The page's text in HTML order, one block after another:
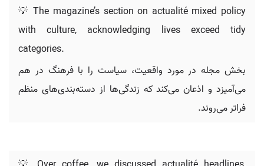
💡 The magazine’s section on actualité mixed policy
with culture, acknowledging lives exceed tidy
categories.
بخش مجله در مورد واقعیت، سیاست را با فرهنگ در هم
می‌آمیزد و اذعان می‌کند که زندگی‌ها از دسته‌بندی‌های منظم
فراتر می‌روند.